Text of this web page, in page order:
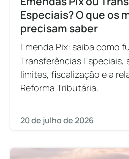
Especiais? O que os
precisam saber
Emenda Pix: saiba como
Transferências Especiais,
limites, fiscalização e a
Reforma Tributária.
20 de julho de 2026